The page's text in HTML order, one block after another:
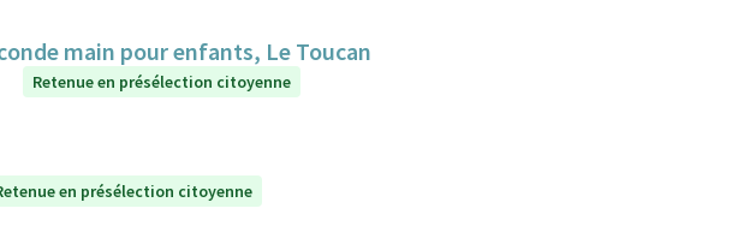
main pour enfants, Le Toucan
Retenue en présélection citoyenne
en présélection citoyenne